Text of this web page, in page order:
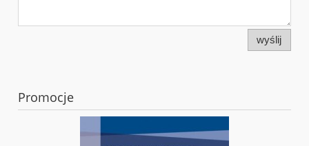
wyślij
Promocje